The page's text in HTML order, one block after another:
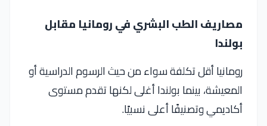
مصاريف الطب البشري في رومانيا مقابل
بولندا
رومانيا أقل تكلفة سواء من حيث الرسوم الدراسية أو
المعيشة، بينما بولندا أغلى لكنها تقدم مستوى
أكاديمي وتصنيفًا أعلى نسبيًا.